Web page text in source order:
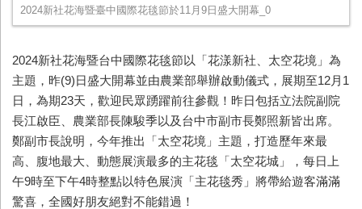
2024新社花海暨臺中國際花毯節於11月9日盛大開幕_0
2024新社花海暨台中國際花毯節以「花漾新社、太空花境」為
主題，昨(9)日盛大開幕並由農業部舉辦啟動儀式，展期至12月1
日，為期23天，歡迎民眾踴躍前往參觀！昨日包括立法院副院
長江啟臣、農業部長陳駿季以及台中市副市長鄭照新皆出席。
鄭副市長說明，今年推出「太空花境」主題，打造歷年來最
高、腹地最大、動態展演最多的主花毯「太空花城」，每日上
午9時至下午4時整點以特色展演「主花毯秀」將帶給遊客滿滿
驚喜，全國好朋友絕對不能錯過！